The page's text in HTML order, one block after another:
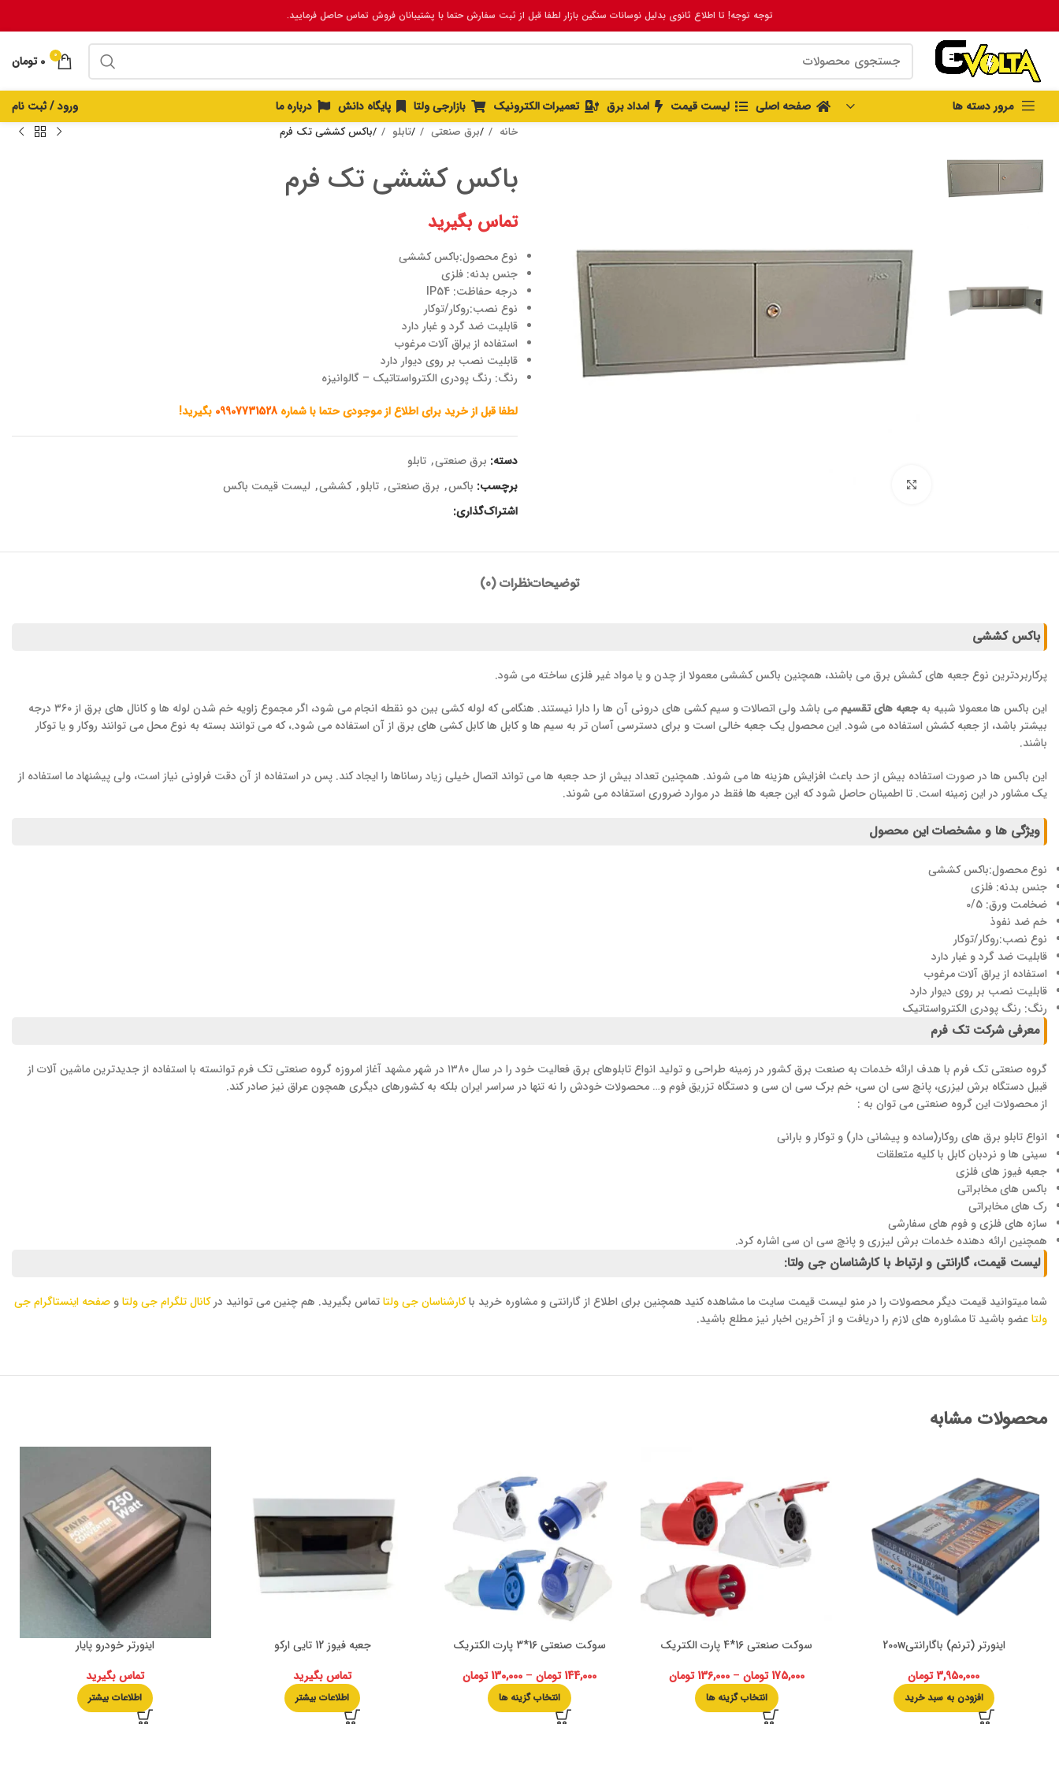
توجه توجه! تا اطلاع ثانوی بدلیل نوسانات سنگین بازار لطفا قبل از ثبت سفارش حتما با پشتیبانان فروش تماس حاصل فرمایید.
0
0 تومان
مرور دسته ها صفحه اصلی لیست قیمت امداد برق تعمیرات الکترونیک بازارجی ولتا پایگاه دانش درباره ما ورود / ثبت نام
خانه برق صنعتی تابلو باکس کششی تک فرم
باکس کششی تک فرم
تماس بگیرید
نوع محصول:باکس کششی
جنس بدنه: فلزی
درجه حفاظت: IP54
نوع نصب:روکار/توکار
قابلیت ضد گرد و غبار دارد
استفاده از یراق آلات مرغوب
قابلیت نصب بر روی دیوار دارد
رنگ: رنگ پودری الکترواستاتیک – گالوانیزه
لطفا قبل از خرید برای اطلاع از موجودی حتما با شماره 09907731528 بگیرید!
دسته: برق صنعتی, تابلو
برچسب: باکس, برق صنعتی, تابلو, کششی, لیست قیمت باکس
اشتراک‌گذاری:
توضیحاتنظرات (0)
باکس کششی
پرکاربردترین نوع جعبه های کشش برق می باشند، همچنین باکس کششی معمولا از چدن و یا مواد غیر فلزی ساخته می شود.
این باکس ها معمولا شبیه به جعبه های تقسیم
می باشد ولی اتصالات و سیم کشی های درونی آن ها را دارا نیستند. هنگامی که لوله کشی بین دو نقطه انجام می شود، اگر مجموع زاویه خم شدن لوله ها و کانال های برق از ۳۶۰ درجه
بیشتر باشد، از جعبه کشش استفاده می شود. این محصول یک جعبه خالی است و برای دسترسی آسان تر به سیم ها و کابل ها کابل کشی های برق از آن استفاده می شود.، که می توانند بسته به نوع محل می توانند روکار و یا توکار
باشند.
این باکس ها در صورت استفاده بیش از حد باعث افزایش هزینه ها می شوند. همچنین تعداد بیش از حد جعبه ها می تواند اتصال خیلی زیاد رساناها را ایجاد کند. پس در استفاده از آن دقت فراونی نیاز است، ولی پیشنهاد ما استفاده از
یک مشاور در این زمینه است. تا اطمینان حاصل شود که این جعبه ها فقط در موارد ضروری استفاده می شوند.
ویژگی ها و مشخصات این محصول
نوع محصول:باکس کششی
جنس بدنه: فلزی
ضخامت ورق: 0/5
خم ضد نفوذ
نوع نصب:روکار/توکار
قابلیت ضد گرد و غبار دارد
استفاده از یراق آلات مرغوب
قابلیت نصب بر روی دیوار دارد
رنگ: رنگ پودری الکترواستاتیک
معرفی شرکت تک فرم
گروه صنعتی تک فرم با هدف ارائه خدمات به صنعت برق کشور در زمینه طراحی و تولید انواع تابلوهای برق فعالیت خود را در سال ۱۳۸۰ در شهر مشهد آغاز امروزه گروه صنعتی تک فرم توانسته با استفاده از جدیدترین ماشین آلات از
قبیل دستگاه برش لیزری، پانچ سی ان سی، خم برک سی ان سی و دستگاه تزریق فوم و… محصولات خودش را نه تنها در سراسر ایران بلکه به کشورهای دیگری همچون عراق نیز صادر کند.
از محصولات این گروه صنعتی می توان به :
انواع تابلو برق های روکار(ساده و پیشانی دار) و توکار و بارانی
سینی ها و نردبان کابل با کلیه متعلقات
جعبه فیوز های فلزی
باکس های مخابراتی
رک های مخابراتی
سازه های فلزی و فوم های سفارشی
همچنین ارائه دهنده خدمات برش لیزری و پانچ سی ان سی اشاره کرد.
لیست قیمت، گارانتی و ارتباط با کارشناسان جی ولتا:
شما میتوانید قیمت دیگر محصولات را در منو لیست قیمت سایت ما مشاهده کنید همچنین برای اطلاع از گارانتی و مشاوره خرید باکارشناسان جی ولتاتماس بگیرید. هم چنین می توانید درکانال تلگرام جی ولتاو صفحه اینستاگرام جی
ولتاعضو باشید تا مشاوره های لازم را دریافت و از آخرین اخبار نیز مطلع باشید.
محصولات مشابه
اینورتر (ترنم) باگارانتی200w
3,950,000تومان
افزودن به سبد خرید
سوکت صنعتی 16*4 پارت الکتریک
175,000 تومان –
136,000 تومان
انتخاب گزینه ها
سوکت صنعتی 16*3 پارت الکتریک
144,000 تومان –
130,000 تومان
انتخاب گزینه ها
جعبه فیوز 12 تایی ارکو
تماس بگیرید
اطلاعات بیشتر
اینورتر خودرو پایار
تماس بگیرید
اطلاعات بیشتر